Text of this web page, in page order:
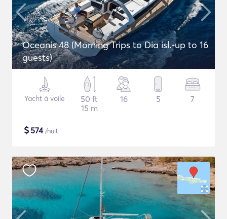
Oceanis 48 (Morning Trips to Dia isl.-up to 16
guests)
Yacht à voile
50 ft
15 m
16 5 7
$574/nuit